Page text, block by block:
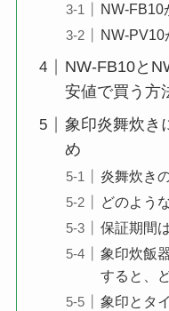
NW-FB10
NW-PV10
NW-FB10と
安値で買う方
象印炎舞炊き
め
炎舞炊き
どのよう
保証期間
象印炊飯
すると、
象印とタ